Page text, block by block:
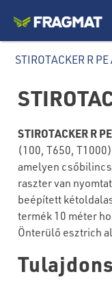
STIROTACKER R PE
STIROTACKER R
(100, T650,
amelyen
raszter van
beépített
termék 10 méter
Önterülő esztrich